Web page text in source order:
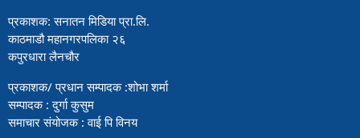
प्रकाशक: सनातन मिडिया प्रा.लि.
काठमाडौ महानगरपलिका २६
कपुरधारा लैनचौर
प्रकाशक/ प्रधान सम्पादक :शोभा शर्मा
सम्पादक : दुर्गा कुसुम
समाचार संयोजक : वाई पि विनय